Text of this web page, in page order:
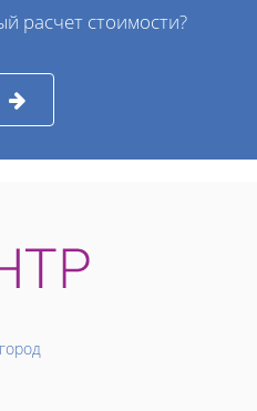
расчет стоимости?